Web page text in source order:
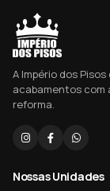
A Império dos
acabamentos com
reforma.
Nossas Unidades